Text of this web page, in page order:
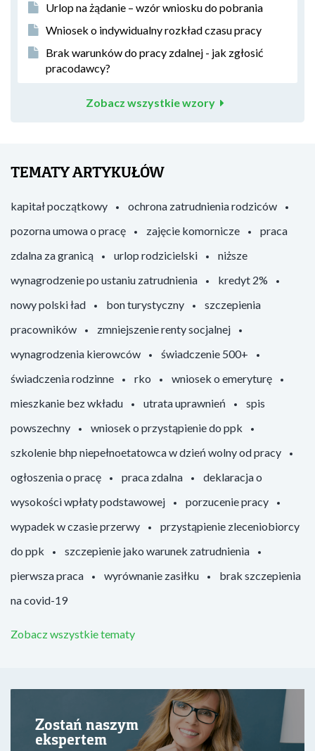
Urlop na żądanie – wzór wniosku do pobrania
Wniosek o indywidualny rozkład czasu pracy
Brak warunków do pracy zdalnej - jak zgłosić
pracodawcy?
Zobacz wszystkie wzory
TEMATY ARTYKUŁÓW
kapitał początkowy
ochrona zatrudnienia rodziców
pozorna umowa o pracę
zajęcie komornicze
praca
zdalna za granicą
urlop rodzicielski
niższe
wynagrodzenie po ustaniu zatrudnienia
kredyt 2%
nowy polski ład
bon turystyczny
szczepienia
pracowników
zmniejszenie renty socjalnej
wynagrodzenia kierowców
świadczenie 500+
świadczenia rodzinne
rko
wniosek o emeryturę
mieszkanie bez wkładu
utrata uprawnień
spis
powszechny
wniosek o przystąpienie do ppk
szkolenie bhp niepełnoetatowca w dzień wolny od pracy
ogłoszenia o pracę
praca zdalna
deklaracja o
wysokości wpłaty podstawowej
porzucenie pracy
wypadek w czasie przerwy
przystąpienie zleceniobiorcy
do ppk
szczepienie jako warunek zatrudnienia
pierwsza praca
wyrównanie zasiłku
brak szczepienia
na covid-19
Zobacz wszystkie tematy
Zostań naszym
ekspertem